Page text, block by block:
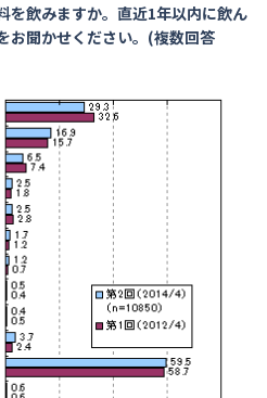
を飲みますか。直近1年以内に飲ん
お聞かせください。(複数回答